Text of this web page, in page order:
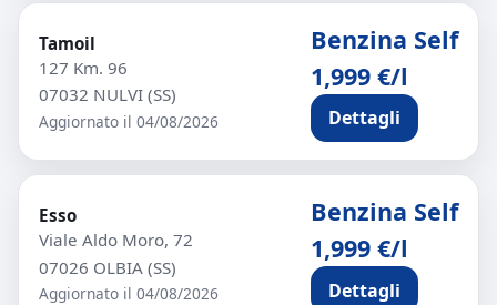
Tamoil
127 Km. 96
07032 NULVI (SS)
Aggiornato il 04/08/2026
Benzina Self
1,999 €/l
Dettagli
Esso
Viale Aldo Moro, 72
07026 OLBIA (SS)
Aggiornato il 04/08/2026
Benzina Self
1,999 €/l
Dettagli